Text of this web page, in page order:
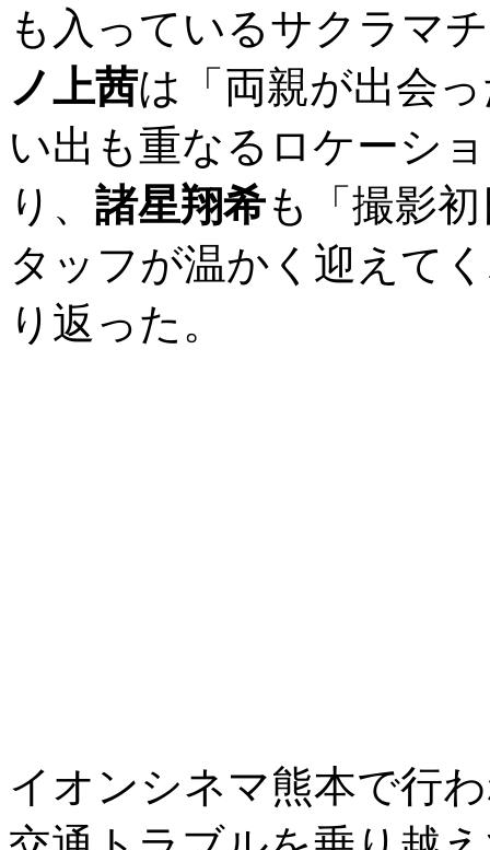
も入っているサクラマ
ノ上茜は「両親が出会
い出も重なるロケーシ
り、 諸星翔希も「撮影
タッフが温かく迎えて
り返った。
イオンシネマ熊本で行